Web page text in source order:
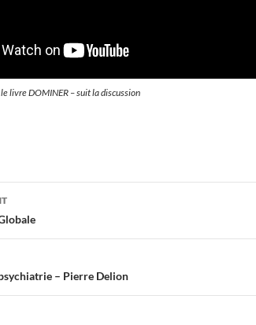
livre DOMINER – suit la discussion
– Pierre Delion